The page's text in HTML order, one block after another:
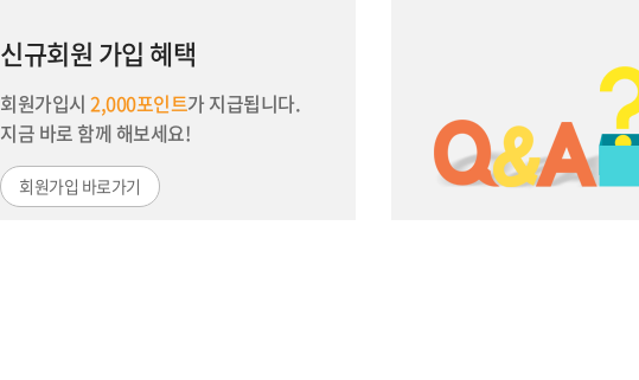
신규회원 가입 혜택
회원가입시2,000포인트가 지급됩니다.
지금 바로 함께 해보세요!
회원가입 바로가기